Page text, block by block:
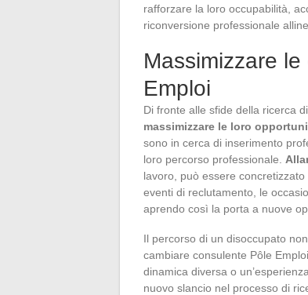
rafforzare la loro occupabilità,
riconversione professionale
Massimizzare
Emploi
Di fronte alle sfide della ricerca
massimizzare le loro
sono in cerca di inserimento
loro percorso professionale.
lavoro, può essere
eventi di reclutamento, le
aprendo così la porta a nuove
Il percorso di un disoccupato
cambiare consulente Pôle
dinamica diversa o
nuovo slancio nel processo di